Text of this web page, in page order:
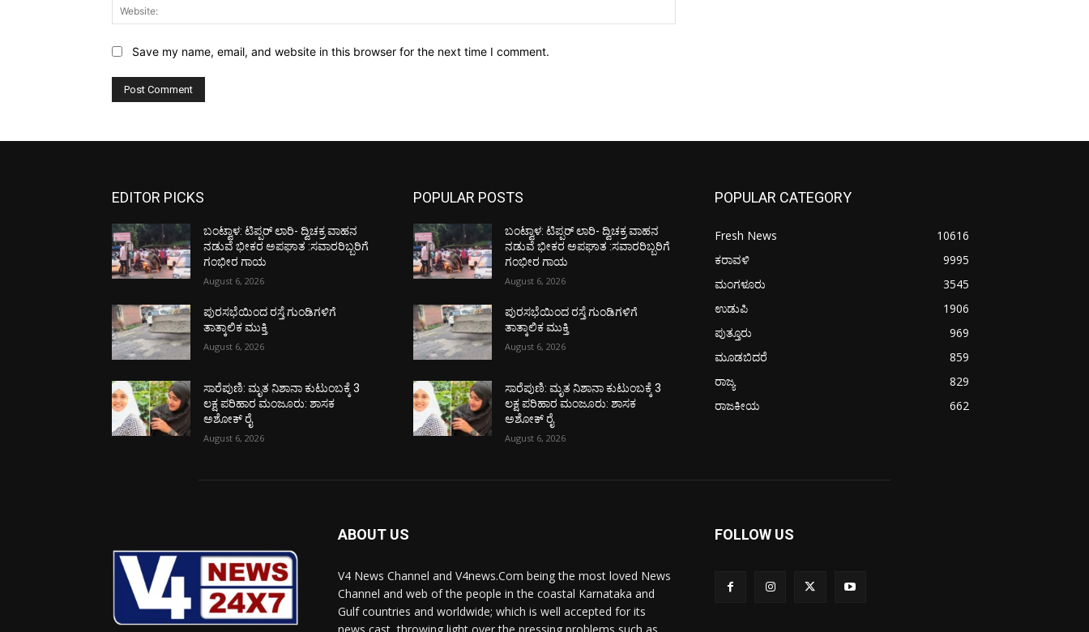
Save my name, email, and website in this browser for the next time I comment.
EDITOR PICKS
ಬಂಟ್ವಾಳ: ಟಿಪ್ಪರ್ ಲಾರಿ- ದ್ವಿಚಕ್ರ ವಾಹನ
ನಡುವೆ ಭೀಕರ ಅಪಘಾತ :ಸವಾರರಿಬ್ಬರಿಗೆ
ಗಂಭೀರ ಗಾಯ
August 6, 2026
ಪುರಸಭೆಯಿಂದ ರಸ್ತೆ ಗುಂಡಿಗಳಿಗೆ
ತಾತ್ಕಾಲಿಕ ಮುಕ್ತಿ
August 6, 2026
ಸಾರೆಪುಣಿ: ಮೃತ ನಿಶಾನಾ ಕುಟುಂಬಕ್ಕೆ 3
ಲಕ್ಷ ಪರಿಹಾರ ಮಂಜೂರು: ಶಾಸಕ
ಅಶೋಕ್ ರೈ
August 6, 2026
POPULAR POSTS
ಬಂಟ್ವಾಳ: ಟಿಪ್ಪರ್ ಲಾರಿ- ದ್ವಿಚಕ್ರ ವಾಹನ
ನಡುವೆ ಭೀಕರ ಅಪಘಾತ :ಸವಾರರಿಬ್ಬರಿಗೆ
ಗಂಭೀರ ಗಾಯ
August 6, 2026
ಪುರಸಭೆಯಿಂದ ರಸ್ತೆ ಗುಂಡಿಗಳಿಗೆ
ತಾತ್ಕಾಲಿಕ ಮುಕ್ತಿ
August 6, 2026
ಸಾರೆಪುಣಿ: ಮೃತ ನಿಶಾನಾ ಕುಟುಂಬಕ್ಕೆ 3
ಲಕ್ಷ ಪರಿಹಾರ ಮಂಜೂರು: ಶಾಸಕ
ಅಶೋಕ್ ರೈ
August 6, 2026
POPULAR CATEGORY
Fresh News
10616
ಕರಾವಳಿ
9995
ಮಂಗಳೂರು
3545
ಉಡುಪಿ
1906
ಪುತ್ತೂರು
969
ಮೂಡಬಿದರೆ
859
ರಾಜ್ಯ
829
ರಾಜಕೀಯ
662
ABOUT US
V4 News Channel and V4news.Com being the most loved News
Channel and web of the people in the coastal Karnataka and
Gulf countries and worldwide; which is well accepted for its
FOLLOW US